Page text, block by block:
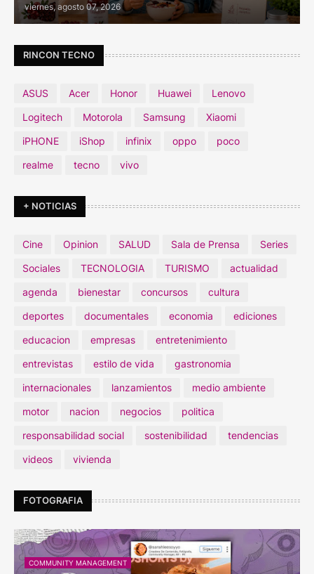
viernes, agosto 07, 2026
RINCON TECNO
ASUS Acer Honor Huawei
Lenovo
Logitech
Motorola Samsung
Xiaomi
iPHONE
iShop infinix oppo
poco
realme
tecno vivo
+ NOTICIAS
Cine Opinion SALUD Sala de Prensa
Series
Sociales
TECNOLOGIA TURISMO
actualidad
agenda
bienestar concursos
cultura
deportes
documentales economia
ediciones
educacion
empresas
entretenimiento
entrevistas
estilo de vida
gastronomia
internacionales
lanzamientos
medio ambiente
motor
nacion negocios
politica
responsabilidad social
sostenibilidad
tendencias
videos
vivienda
FOTOGRAFIA
COMMUNITY MANAGEMENT